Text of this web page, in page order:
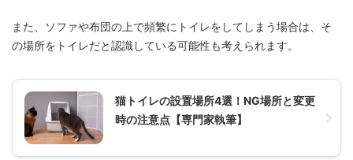
また、ソファや布団の上で頻繁にトイレをしてしまう場合は、そ
の場所をトイレだと認識している可能性も考えられます。
猫トイレの設置場所4選！NG場所と変更
時の注意点【専門家執筆】